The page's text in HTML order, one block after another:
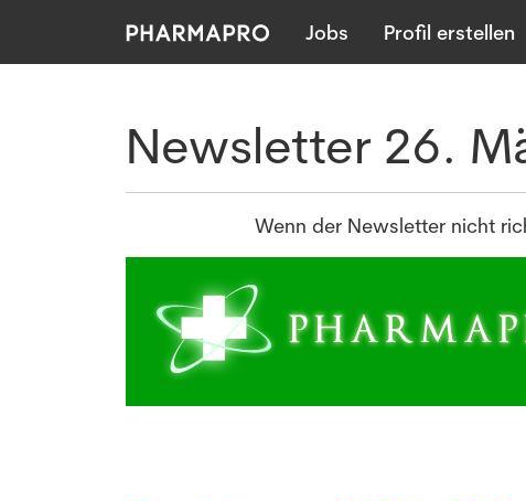
Jobs Profil erstellen
Newsletter 26.
Wenn der Newsletter nicht